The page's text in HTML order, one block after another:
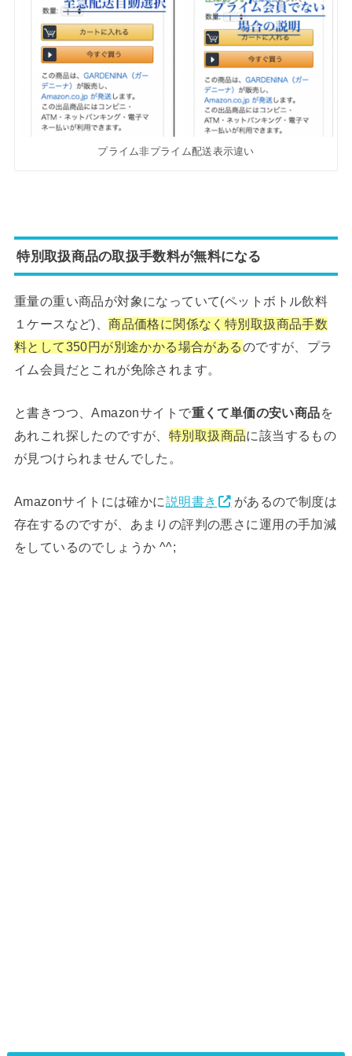
プライム非プライム配送表示違い
特別取扱商品の取扱手数料が無料になる
重量の重い商品が対象になっていて(ペットボトル飲料
１ケースなど)、商品価格に関係なく特別取扱商品手数
料として350円が別途かかる場合があるのですが、プラ
イム会員だとこれが免除されます。
と書きつつ、Amazonサイトで重くて単価の安い商品を
あれこれ探したのですが、 特別取扱商品に該当するもの
が見つけられませんでした。
Amazonサイトには確かに説明書き
があるので制度は
存在するのですが、あまりの評判の悪さに運用の手加減
をしているのでしょうか ^^;